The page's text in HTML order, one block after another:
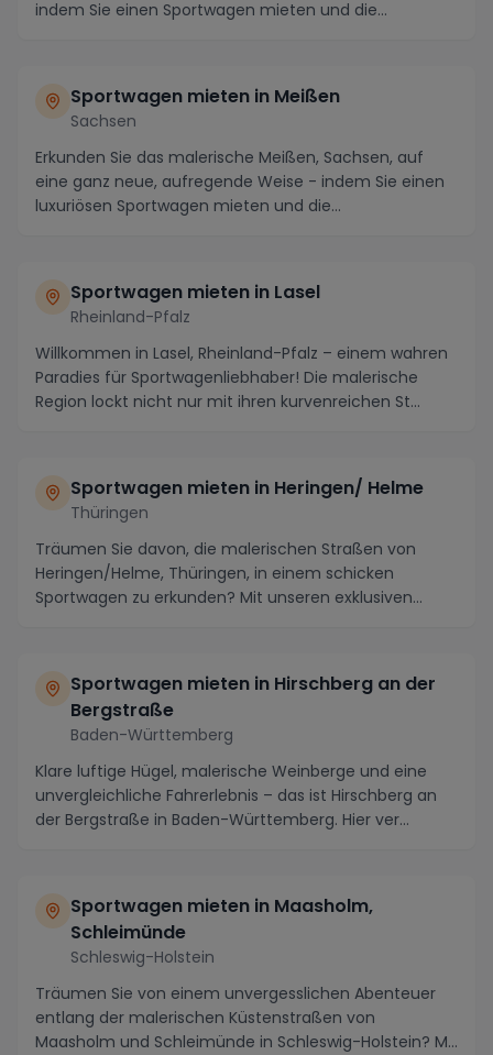
indem Sie einen Sportwagen mieten und die
Sportwagen mieten in Meißen
Sachsen
Erkunden Sie das malerische Meißen, Sachsen, auf
eine ganz neue, aufregende Weise - indem Sie einen
luxuriösen Sportwagen mieten und die
Sportwagen mieten in Lasel
Rheinland-Pfalz
Willkommen in Lasel, Rheinland-Pfalz – einem wahren
Paradies für Sportwagenliebhaber! Die malerische
Region lockt nicht nur mit ihren kurvenreichen St...
Sportwagen mieten in Heringen/ Helme
Thüringen
Träumen Sie davon, die malerischen Straßen von
Heringen/Helme, Thüringen, in einem schicken
Sportwagen zu erkunden? Mit unseren exklusiven
Sportwagen mieten in Hirschberg an der
Bergstraße
Baden-Württemberg
Klare luftige Hügel, malerische Weinberge und eine
unvergleichliche Fahrerlebnis – das ist Hirschberg an
der Bergstraße in Baden-Württemberg. Hier ver...
Sportwagen mieten in Maasholm,
Schleimünde
Schleswig-Holstein
Träumen Sie von einem unvergesslichen Abenteuer
entlang der malerischen Küstenstraßen von
Maasholm und Schleimünde in Schleswig-Holstein? Mit